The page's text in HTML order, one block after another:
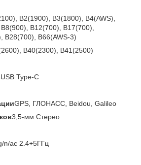
B2(1900), B3(1800), B4(AWS),
B12(700), B17(700),
B28(700), B66(AWS-3)
B40(2300), B41(2500)
USB Type-C
GPS, ГЛОНАСС, Beidou, Galileo
3,5-мм Стерео
n/ac 2.4+5ГГц